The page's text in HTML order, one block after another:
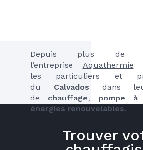
Depuis plus de
l’entreprise Aquathermie
les particuliers et
du Calvados dans
de chauffage, pompe
énergies renouvelables.
Trouver